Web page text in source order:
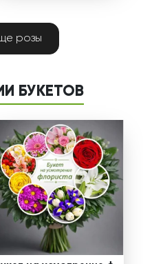
розы
БУКЕТОВ